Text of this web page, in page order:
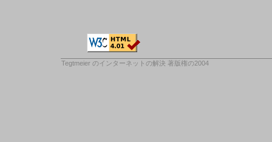
Tegtmeier のインターネットの解決 著版権の2004